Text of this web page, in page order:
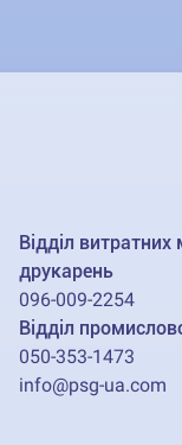
Відділ витратних
друкарень
096-009-2254
Відділ
050-353-1473
info@psg-ua.com